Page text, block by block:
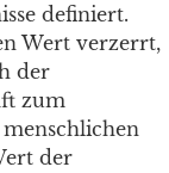
definiert.
Wert verzerrt,
der
zum
der